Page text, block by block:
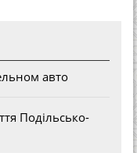
авто
Подільсько-